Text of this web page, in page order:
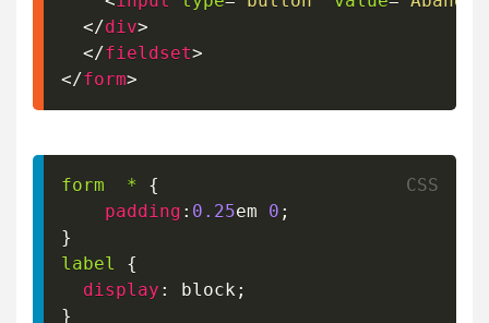
</div>
</fieldset>
</form>
form  *
{
padding : 0.25em 0 ;
}
label
{
display : block ;
}